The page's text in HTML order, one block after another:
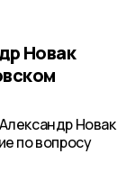
Новак
Новак
по вопросу